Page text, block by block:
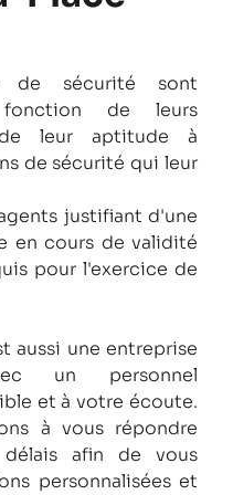
de sécurité sont
de leurs
leur aptitude à
de sécurité qui leur
justifiant d'une
en cours de validité
pour l'exercice de
aussi une entreprise
un personnel
et à votre écoute.
à vous répondre
afin de vous
personnalisées et